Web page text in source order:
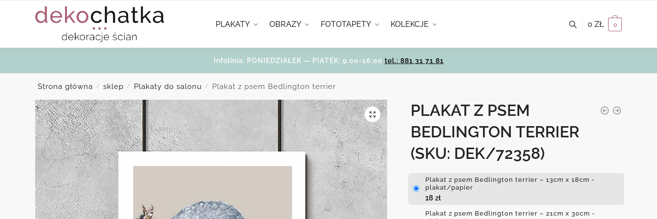
PLAKATY OBRAZY FOTOTAPETY KOLEKCJE 0 ZŁ 0
Infolinia: PONIEDZIAŁEK — PIĄTEK: 9.00-16.00 tel.: 881 31 71 81
Strona główna / sklep / Plakaty do salonu / Plakat z psem Bedlington terrier
PLAKAT Z PSEM
BEDLINGTON TERRIER
(SKU: DEK/72358)
Plakat z psem Bedlington terrier – 13cm x 18cm -
plakat/papier
18 zł
Plakat z psem Bedlington terrier – 21cm x 30cm -